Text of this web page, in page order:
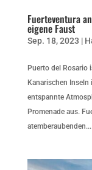
Fuerteventura
eigene Faust
Sep. 18, 2023 |
Puerto del Rosario
Kanarischen
entspannte
Promenade aus.
atemberaubenden...